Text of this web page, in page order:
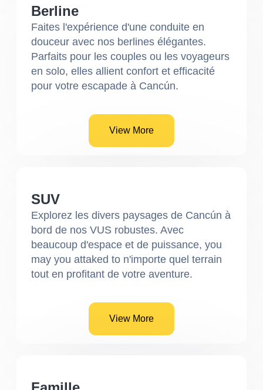
Berline
Faites l'expérience d'une conduite en
douceur avec nos berlines élégantes.
Parfaits pour les couples ou les voyageurs
en solo, elles allient confort et efficacité
pour votre escapade à Cancún.
View More
SUV
Explorez les divers paysages de Cancún à
bord de nos VUS robustes. Avec
beaucoup d'espace et de puissance, you
may you attaked to n'importe quel terrain
tout en profitant de votre aventure.
View More